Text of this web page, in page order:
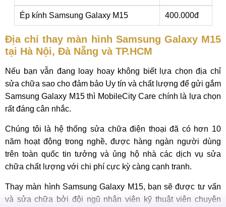
Ép kính Samsung Galaxy M15 400.000đ
Địa chỉ thay màn hình Samsung Galaxy M15
tại Hà Nội, Đà Nẵng và TP.HCM
Nếu bạn vẫn đang loay hoay không biết lựa chọn địa chỉ
sửa chữa sao cho đảm bảo Uy tín và chất lượng để gửi gắm
Samsung Galaxy M15 thì MobileCity Care chính là lựa chọn
rất đáng cân nhắc.
Chúng tôi là hệ thống sửa chữa điện thoại đã có hơn 10
năm hoạt động trong nghề, được hàng ngàn người dùng
trên toàn quốc tin tưởng và ủng hộ nhà các dịch vụ sửa
chữa chất lượng với chi phí cực kỳ càng cạnh tranh.
Thay màn hình Samsung Galaxy M15, bạn sẽ được tư vấn
và sửa chữa bởi đội ngũ nhân viên kỹ thuật viên chuyên